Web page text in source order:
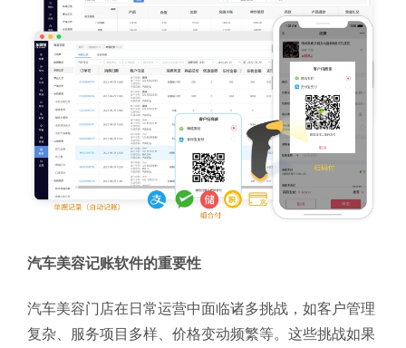
汽车美容记账软件的重要性
汽车美容门店在日常运营中面临诸多挑战，如客户管理
复杂、服务项目多样、价格变动频繁等。这些挑战如果